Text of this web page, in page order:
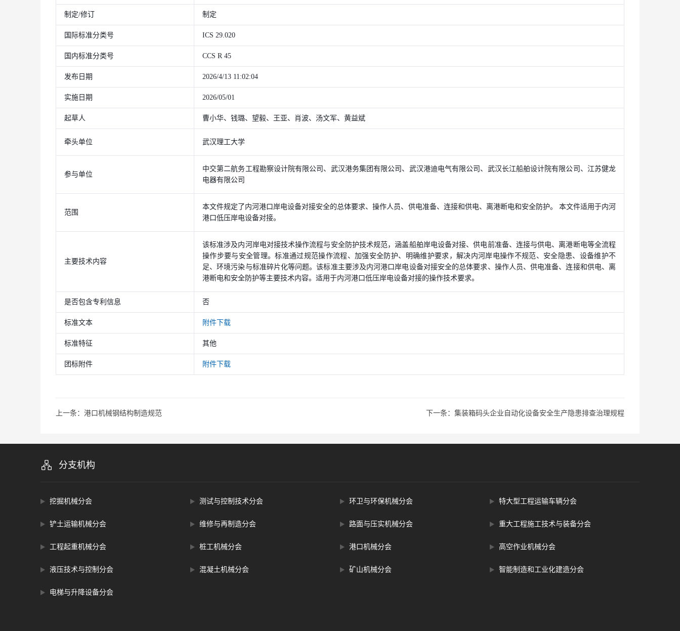
制定/修订 制定
国际标准分类号 ICS 29.020
国内标准分类号 CCS R 45
发布日期 2026/4/13 11:02:04
实施日期 2026/05/01
起草人 曹小华、钱璐、望毅、王亚、肖波、汤文军、黄益斌
牵头单位 武汉理工大学
参与单位
中交第二航务工程勘察设计院有限公司、武汉港务集团有限公司、武汉港迪电气有限公司、武汉长江船舶设计院有限公司、江苏健龙
电器有限公司
范围
本文件规定了内河港口岸电设备对接安全的总体要求、操作人员、供电准备、连接和供电、离港断电和安全防护。 本文件适用于内河
港口低压岸电设备对接。
主要技术内容
该标准涉及内河岸电对接技术操作流程与安全防护技术规范，涵盖船舶岸电设备对接、供电前准备、连接与供电、离港断电等全流程
操作步要与安全管理。标准通过规范操作流程、加强安全防护、明确维护要求，解决内河岸电操作不规范、安全隐患、设备维护不
足、环境污染与标准碎片化等问题。该标准主要涉及内河港口岸电设备对接安全的总体要求、操作人员、供电准备、连接和供电、离
港断电和安全防护等主要技术内容。适用于内河港口低压岸电设备对接的操作技术要求。
是否包含专利信息 否
标准文本 附件下载
标准特征 其他
团标附件 附件下载
上一条：港口机械钢结构制造规范 下一条：集装箱码头企业自动化设备安全生产隐患排查治理规程
分支机构
挖掘机械分会
铲土运输机械分会
工程起重机械分会
液压技术与控制分会
测试与控制技术分会
维修与再制造分会
桩工机械分会
混凝土机械分会
环卫与环保机械分会
路面与压实机械分会
港口机械分会
矿山机械分会
特大型工程运输车辆分会
重大工程施工技术与装备分会
高空作业机械分会
智能制造和工业化建造分会
电梯与升降设备分会